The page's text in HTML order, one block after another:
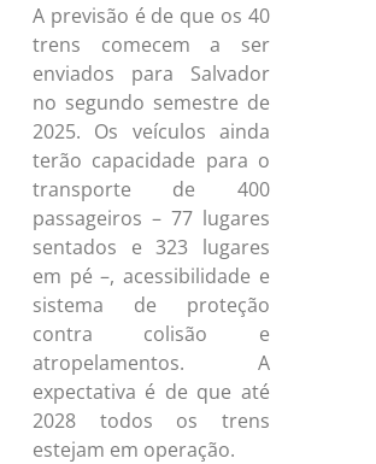
A previsão é de que os 40
trens comecem a ser
enviados para Salvador
no segundo semestre de
2025. Os veículos ainda
terão capacidade para o
transporte de 400
passageiros – 77 lugares
sentados e 323 lugares
em pé –, acessibilidade e
sistema de proteção
contra colisão e
atropelamentos. A
expectativa é de que até
2028 todos os trens
estejam em operação.